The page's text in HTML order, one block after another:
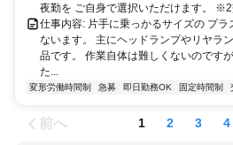
夜勤を ご自身で選択いただけます。 ※2
仕事内容: 片手に乗っかるサイズの プ
ないます。 主にヘッドランプやリヤラ
品です。 作業自体は難しくないのです
た...
変形労働時間制 急募 即日勤務OK 固定時間制
前へ 1 2 3 4